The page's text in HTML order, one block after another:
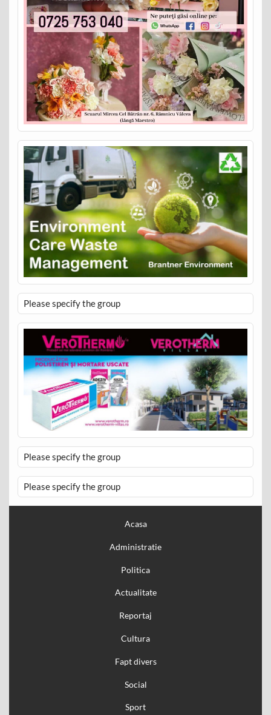
Please specify the group
Please specify the group
Please specify the group
Acasa
Administratie
Politica
Actualitate
Reportaj
Cultura
Fapt divers
Social
Sport